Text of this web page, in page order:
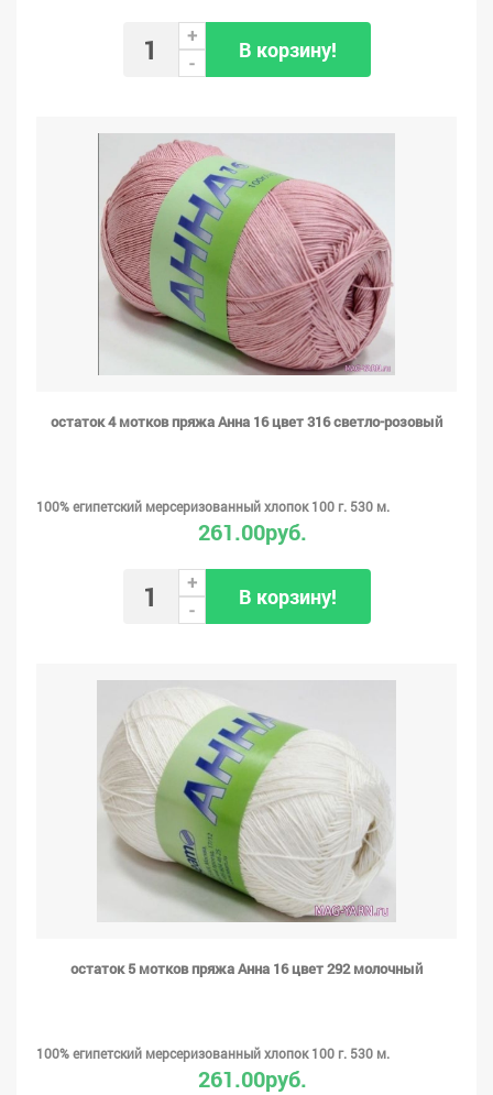
+
-
В корзину!
остаток 4 мотков пряжа Анна 16 цвет 316 светло-розовый
100% египетский мерсеризованный хлопок 100 г. 530 м.
261.00руб.
+
-
В корзину!
остаток 5 мотков пряжа Анна 16 цвет 292 молочный
100% египетский мерсеризованный хлопок 100 г. 530 м.
261.00руб.